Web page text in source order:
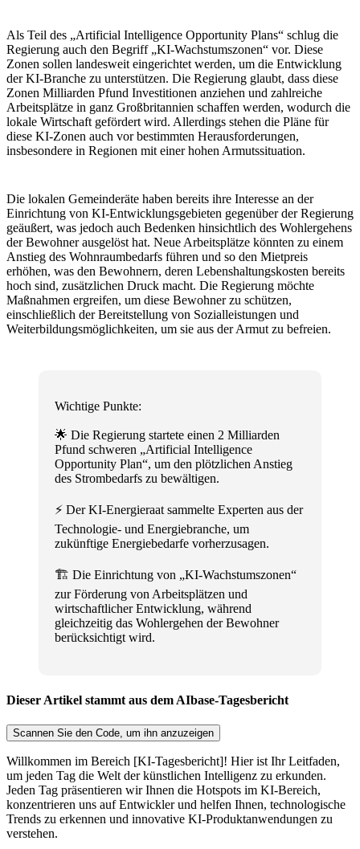
Als Teil des „Artificial Intelligence Opportunity Plans“ schlug die
Regierung auch den Begriff „KI-Wachstumszonen“ vor. Diese
Zonen sollen landesweit eingerichtet werden, um die Entwicklung
der KI-Branche zu unterstützen. Die Regierung glaubt, dass diese
Zonen Milliarden Pfund Investitionen anziehen und zahlreiche
Arbeitsplätze in ganz Großbritannien schaffen werden, wodurch die
lokale Wirtschaft gefördert wird. Allerdings stehen die Pläne für
diese KI-Zonen auch vor bestimmten Herausforderungen,
insbesondere in Regionen mit einer hohen Armutssituation.
Die lokalen Gemeinderäte haben bereits ihre Interesse an der
Einrichtung von KI-Entwicklungsgebieten gegenüber der Regierung
geäußert, was jedoch auch Bedenken hinsichtlich des Wohlergehens
der Bewohner ausgelöst hat. Neue Arbeitsplätze könnten zu einem
Anstieg des Wohnraumbedarfs führen und so den Mietpreis
erhöhen, was den Bewohnern, deren Lebenshaltungskosten bereits
hoch sind, zusätzlichen Druck macht. Die Regierung möchte
Maßnahmen ergreifen, um diese Bewohner zu schützen,
einschließlich der Bereitstellung von Sozialleistungen und
Weiterbildungsmöglichkeiten, um sie aus der Armut zu befreien.
Wichtige Punkte:
🌟 Die Regierung startete einen 2 Milliarden
Pfund schweren „Artificial Intelligence
Opportunity Plan“, um den plötzlichen Anstieg
des Strombedarfs zu bewältigen.
⚡ Der KI-Energieraat sammelte Experten aus der
Technologie- und Energiebranche, um
zukünftige Energiebedarfe vorherzusagen.
🏗️ Die Einrichtung von „KI-Wachstumszonen“
zur Förderung von Arbeitsplätzen und
wirtschaftlicher Entwicklung, während
gleichzeitig das Wohlergehen der Bewohner
berücksichtigt wird.
Dieser Artikel stammt aus dem AIbase-Tagesbericht
Scannen Sie den Code, um ihn anzuzeigen
Willkommen im Bereich [KI-Tagesbericht]! Hier ist Ihr Leitfaden,
um jeden Tag die Welt der künstlichen Intelligenz zu erkunden.
Jeden Tag präsentieren wir Ihnen die Hotspots im KI-Bereich,
konzentrieren uns auf Entwickler und helfen Ihnen, technologische
Trends zu erkennen und innovative KI-Produktanwendungen zu
verstehen.